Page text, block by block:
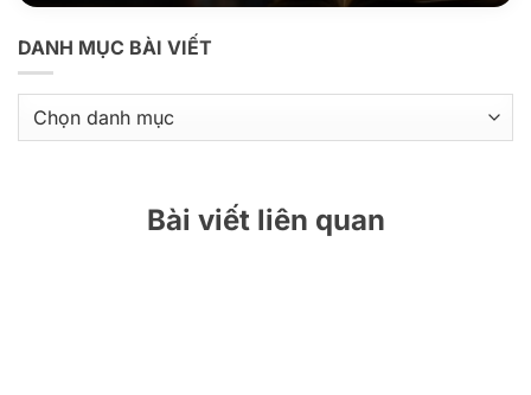
DANH MỤC BÀI VIẾT
mục
bài
Bài viết liên quan